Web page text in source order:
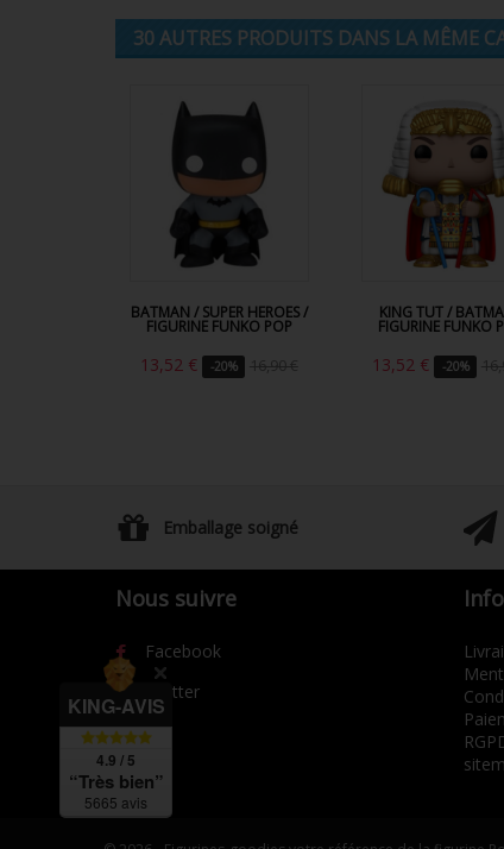
30 AUTRES PRODUITS DANS LA MÊME
BATMAN / SUPER HEROES /
FIGURINE FUNKO POP
13,52 € -20% 16,90 €
KING TUT /
FIGURINE FUNKO
13,52 € -20%
Emballage soigné
Nous suivre
Facebook
Twitter
KING-AVIS
4.9 / 5
“Très bien”
5665 avis